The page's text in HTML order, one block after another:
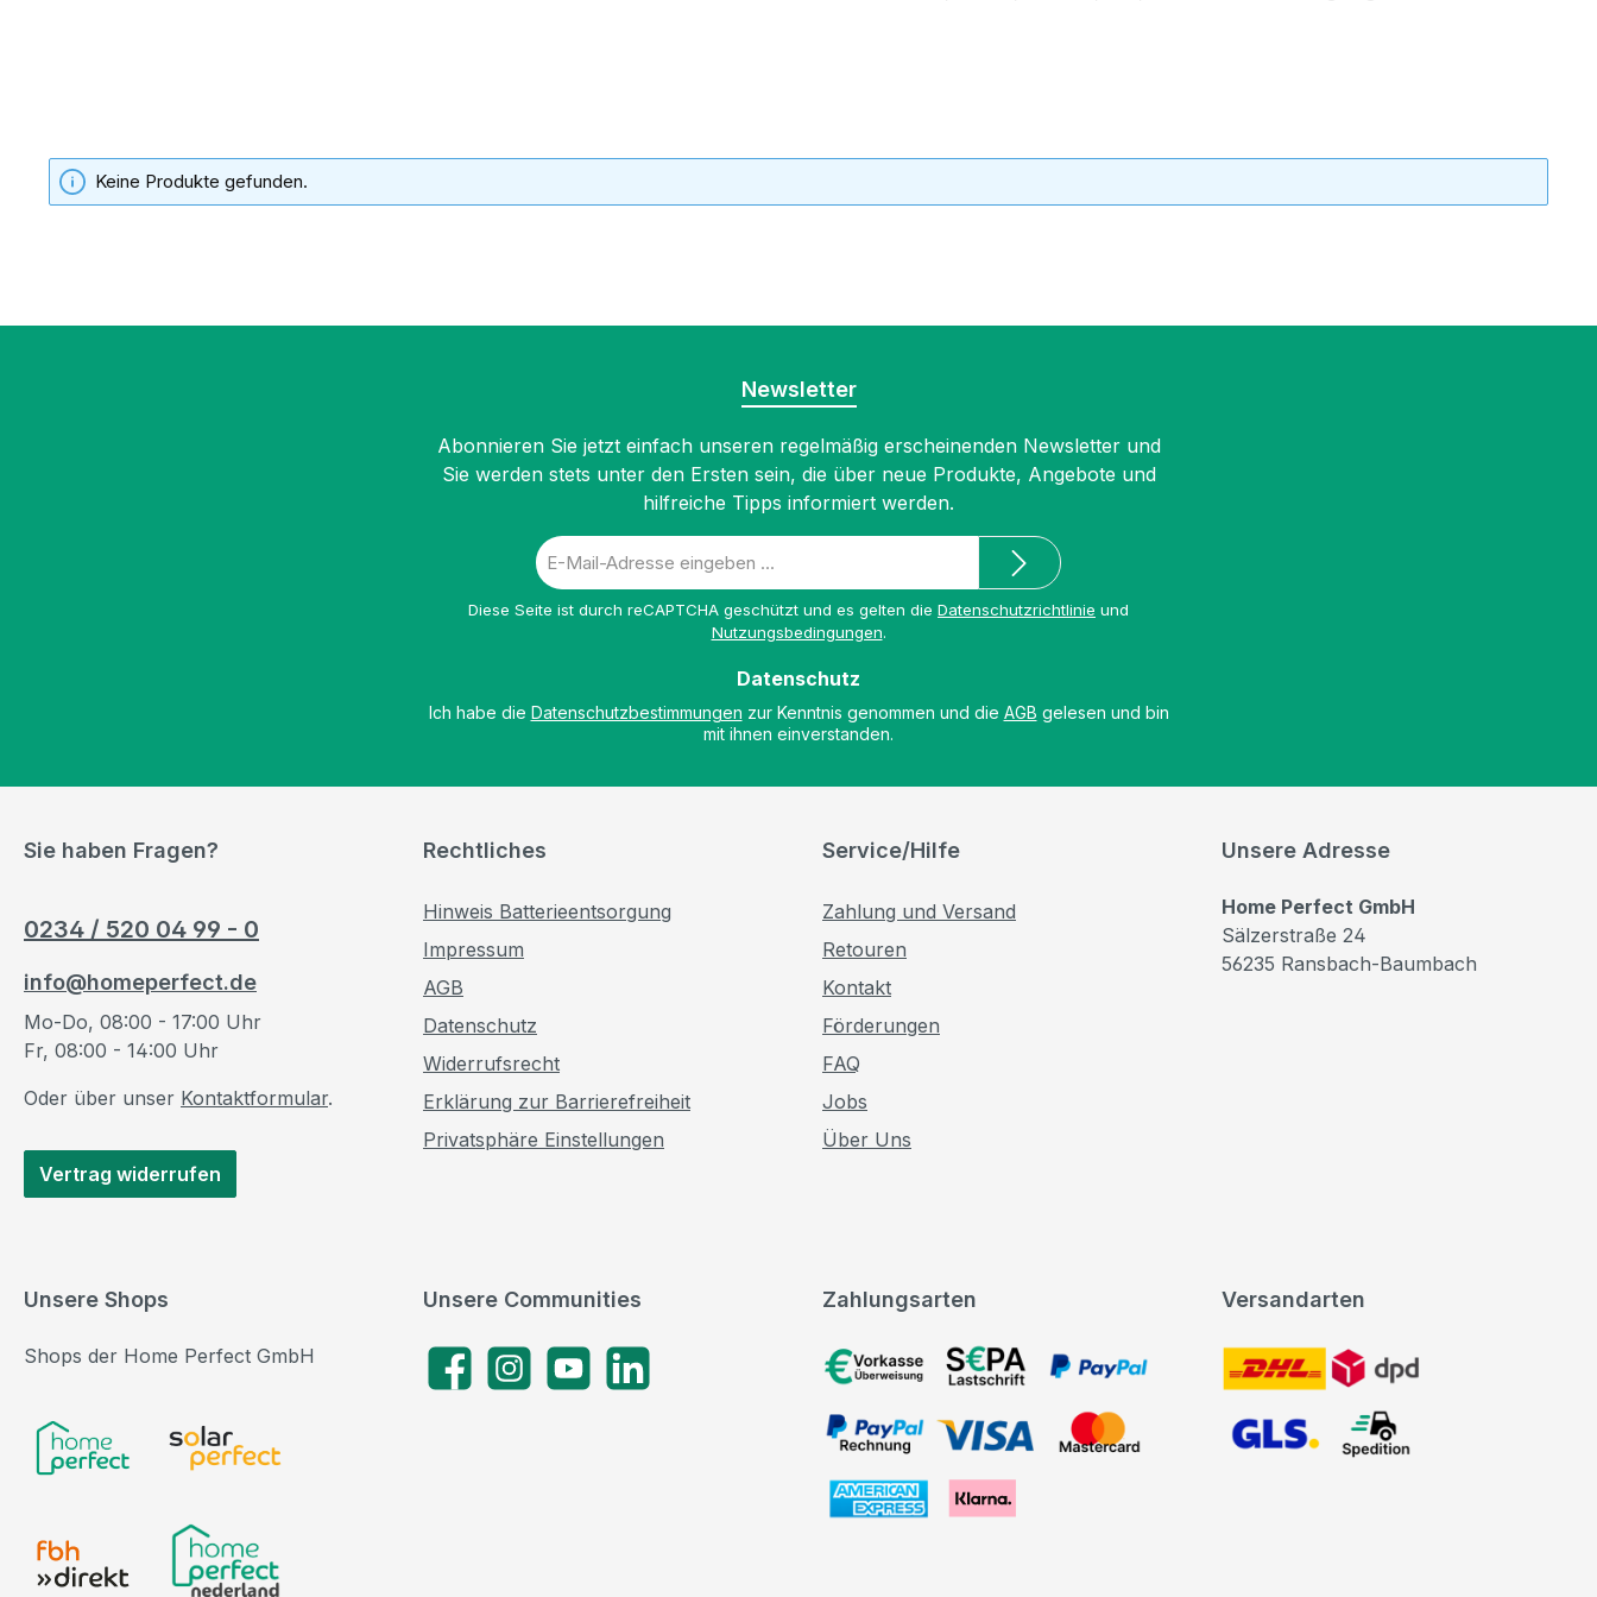
Keine Produkte gefunden.
Newsletter
Abonnieren Sie jetzt einfach unseren regelmäßig erscheinenden Newsletter und
Sie werden stets unter den Ersten sein, die über neue Produkte, Angebote und
hilfreiche Tipps informiert werden.
E-
Mail-
Diese Seite ist durch reCAPTCHA geschützt und es gelten die Datenschutzrichtlinie und
Nutzungsbedingungen.
Datenschutz
Ich habe die Datenschutzbestimmungen zur Kenntnis genommen und die AGB gelesen und bin
mit ihnen einverstanden.
Sie haben Fragen?
0234 / 520 04 99 - 0
info@homeperfect.de
Mo-Do, 08:00 - 17:00 Uhr
Fr, 08:00 - 14:00 Uhr
Oder über unser Kontaktformular.
Vertrag widerrufen
Rechtliches
Hinweis Batterieentsorgung
Impressum
AGB
Datenschutz
Widerrufsrecht
Erklärung zur Barrierefreiheit
Privatsphäre Einstellungen
Service/Hilfe
Zahlung und Versand
Retouren
Kontakt
Förderungen
FAQ
Jobs
Über Uns
Zahlungsarten
Vorkasse, SEPA-Lastschrift, PayPal
PayPal Rechnung, VISA, Mastercard
Versandarten
Unsere Adresse
Home Perfect GmbH
Sälzerstraße 24
56235 Ransbach-Baumbach
Unsere Communities
FacebookInstagramYouTubeLinkedIn
Unsere Shops
Shops der Home Perfect GmbH